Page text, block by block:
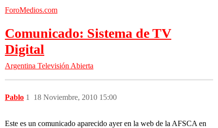
ForoMedios.com
Comunicado: Sistema de TV
Digital
Argentina Televisión Abierta
Pablo 18 Noviembre, 2010 15:00
1
Este es un comunicado aparecido ayer en la web de la AFSCA en